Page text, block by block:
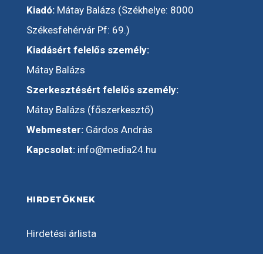
Kiadó:Mátay Balázs (Székhelye: 8000
Székesfehérvár Pf: 69.)
Kiadásért felelős személy:
Mátay Balázs
Szerkesztésért felelős személy:
Mátay Balázs (főszerkesztő)
Webmester:Gárdos András
Kapcsolat: info@media24.hu
HIRDETŐKNEK
Hirdetési árlista